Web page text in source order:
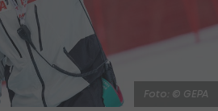
Foto: © GEPA